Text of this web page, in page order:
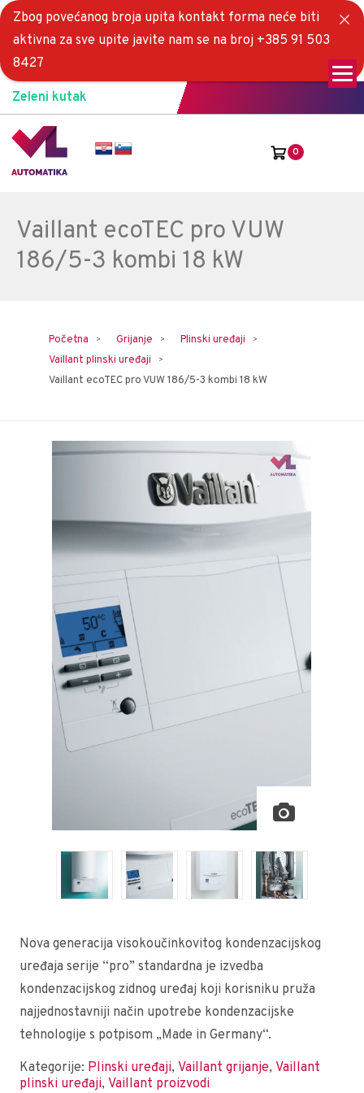
Zeleni kutak
0
Vaillant ecoTEC pro VUW
186/5-3 kombi 18 kW
Početna Grijanje
Plinski uređaji
Vaillant plinski uređaji
Vaillant ecoTEC pro VUW 186/5-3 kombi 18 kW
Nova generacija visokoučinkovitog kondenzacijskog
uređaja serije “pro” standardna je izvedba
kondenzacijskog zidnog uređaj koji korisniku pruža
najjednostavniji način upotrebe kondenzacijske
tehnologije s potpisom „Made in Germany“.
Kategorije: Plinski uređaji, Vaillant grijanje, Vaillant
plinski uređaji, Vaillant proizvodi
Zbog povećanog broja upita kontakt forma neće biti
aktivna za sve upite javite nam se na broj +385 91 503
8427